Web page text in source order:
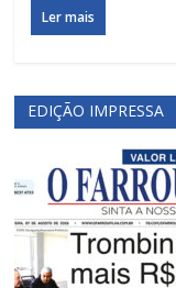
Ler mais
EDIÇÃO IMPRESSA